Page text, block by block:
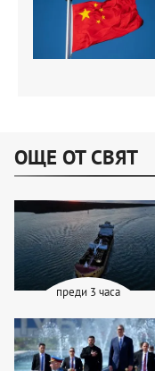
ОЩЕ ОТ СВЯТ
преди 3 часа